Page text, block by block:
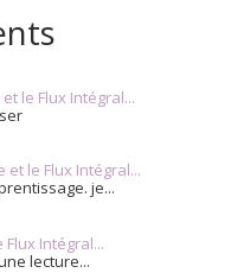
le Flux Intégral...
et le Flux Intégral...
je...
Intégral...
lecture...